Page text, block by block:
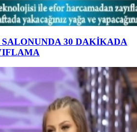
30 DAKİKADA